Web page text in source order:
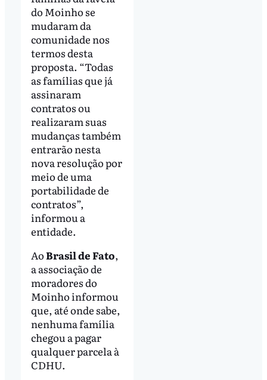
do Moinho se
mudaram da
comunidade nos
termos desta
proposta. “Todas
as famílias que já
assinaram
contratos ou
realizaram suas
mudanças também
entrarão nesta
nova resolução por
meio de uma
portabilidade de
contratos”,
informou a
entidade.
AoBrasil de Fato,
a associação de
moradores do
Moinho informou
que, até onde sabe,
nenhuma família
chegou a pagar
qualquer parcela à
CDHU.